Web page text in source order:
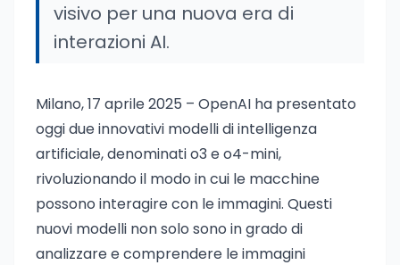
visivo per una nuova era di
interazioni AI.
Milano, 17 aprile 2025 – OpenAI ha presentato
oggi due innovativi modelli di intelligenza
artificiale, denominati o3 e o4-mini,
rivoluzionando il modo in cui le macchine
possono interagire con le immagini. Questi
nuovi modelli non solo sono in grado di
analizzare e comprendere le immagini